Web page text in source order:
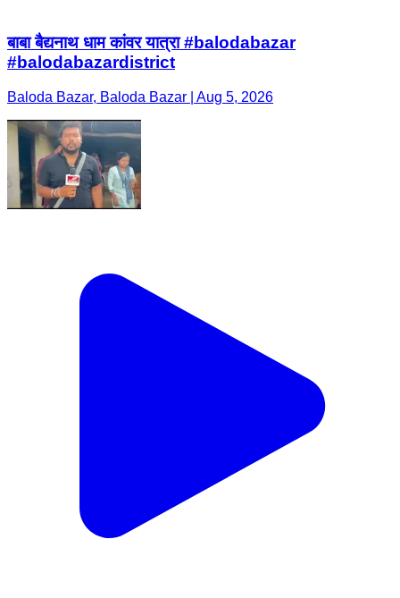
बाबा बैद्यनाथ धाम कांवर यात्रा #balodabazar
#balodabazardistrict
Baloda Bazar, Baloda Bazar | Aug 5, 2026